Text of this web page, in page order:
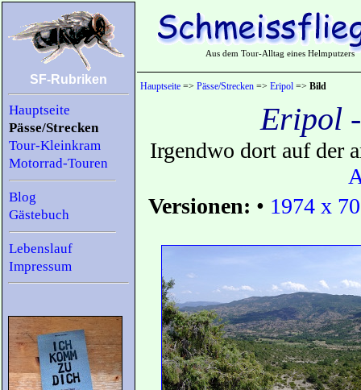
SF-Rubriken
Hauptseite
Pässe/Strecken
Tour-Kleinkram
Motorrad-Touren
Blog
Gästebuch
Lebenslauf
Impressum
Aus dem Tour-Alltag eines Helmputzers
Hauptseite => Pässe/Strecken => Eripol => Bild
Eripol
Irgendwo dort auf der
Versionen: • 1974 x